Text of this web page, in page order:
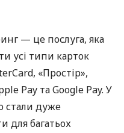
— це послуга, яка
усі типи карток
«Простір»,
Pay та Google Pay. У
стали дуже
для багатьох